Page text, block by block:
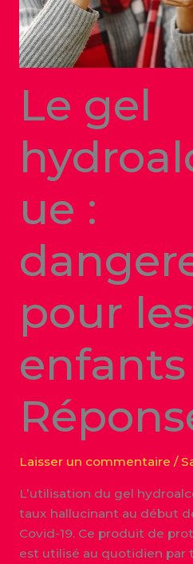
Le gel
ue :
pour les
enfants
Laisser un commentaire /
L’utilisation du gel
taux hallucinant au début
Covid-19. Ce produit de
est utilisé au quotidien par